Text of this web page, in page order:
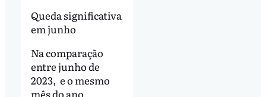
Queda significativa
em junho
Na comparação
entre junho de
2023, e o mesmo
mês do ano